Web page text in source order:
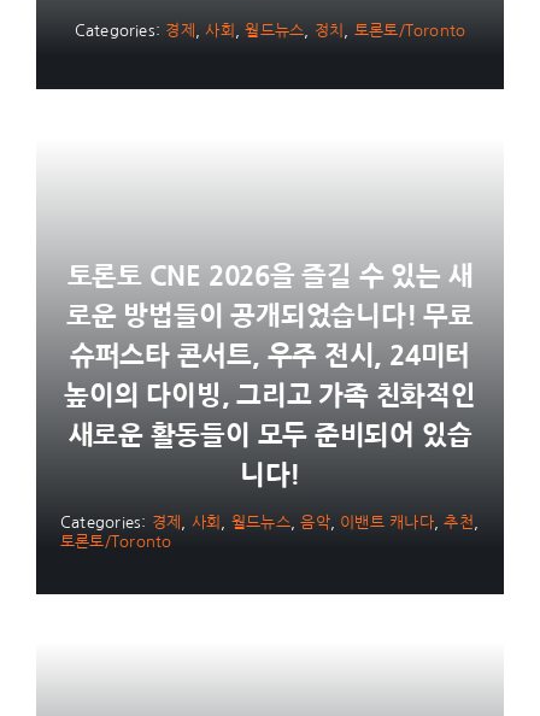
Categories: 경제 ,사회 ,월드뉴스 정치 토론토/Toronto
토론토 CNE 2026을 즐길 수 있는 새
로운 방법들이 공개되었습니다! 무료
슈퍼스타 콘서트, 우주 전시, 24미터
높이의 다이빙, 그리고 가족 친화적인
새로운 활동들이 모두 준비되어 있습
니다!
Categories: 경제 사회 월드뉴스,음악, 이밴트 캐나다,추천
토론토/Toronto